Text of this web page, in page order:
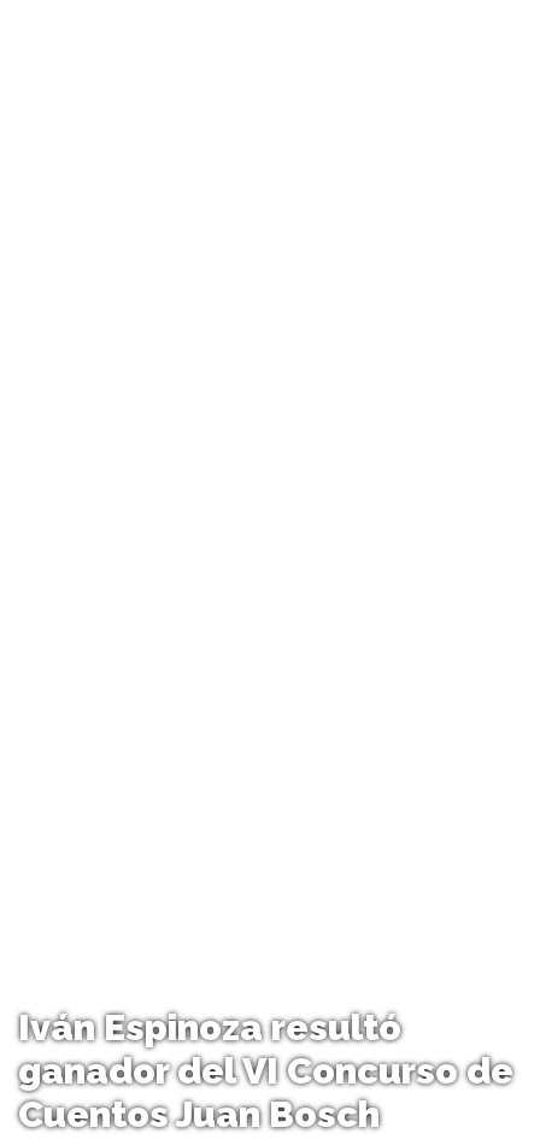
Iván Espinoza resultó
ganador del VI Concurso de
Cuentos Juan Bosch